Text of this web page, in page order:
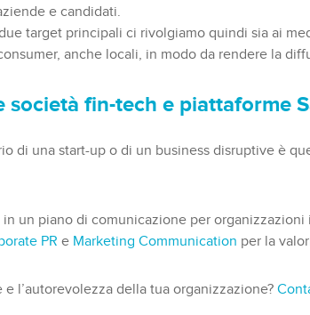
e candidati.
target principali ci rivolgiamo quindi sia ai
anche locali, in modo da rendere la
società fin-tech e piattaforme
di una start-up o di un business disruptive è
un piano di comunicazione per
PR e Marketing Communication per la
l’autorevolezza della tua organizzazione?